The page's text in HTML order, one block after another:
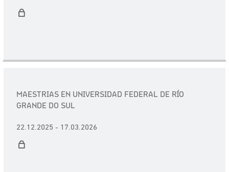
MAESTRIAS EN UNIVERSIDAD FEDERAL DE RÍO
GRANDE DO SUL
22.12.2025 - 17.03.2026